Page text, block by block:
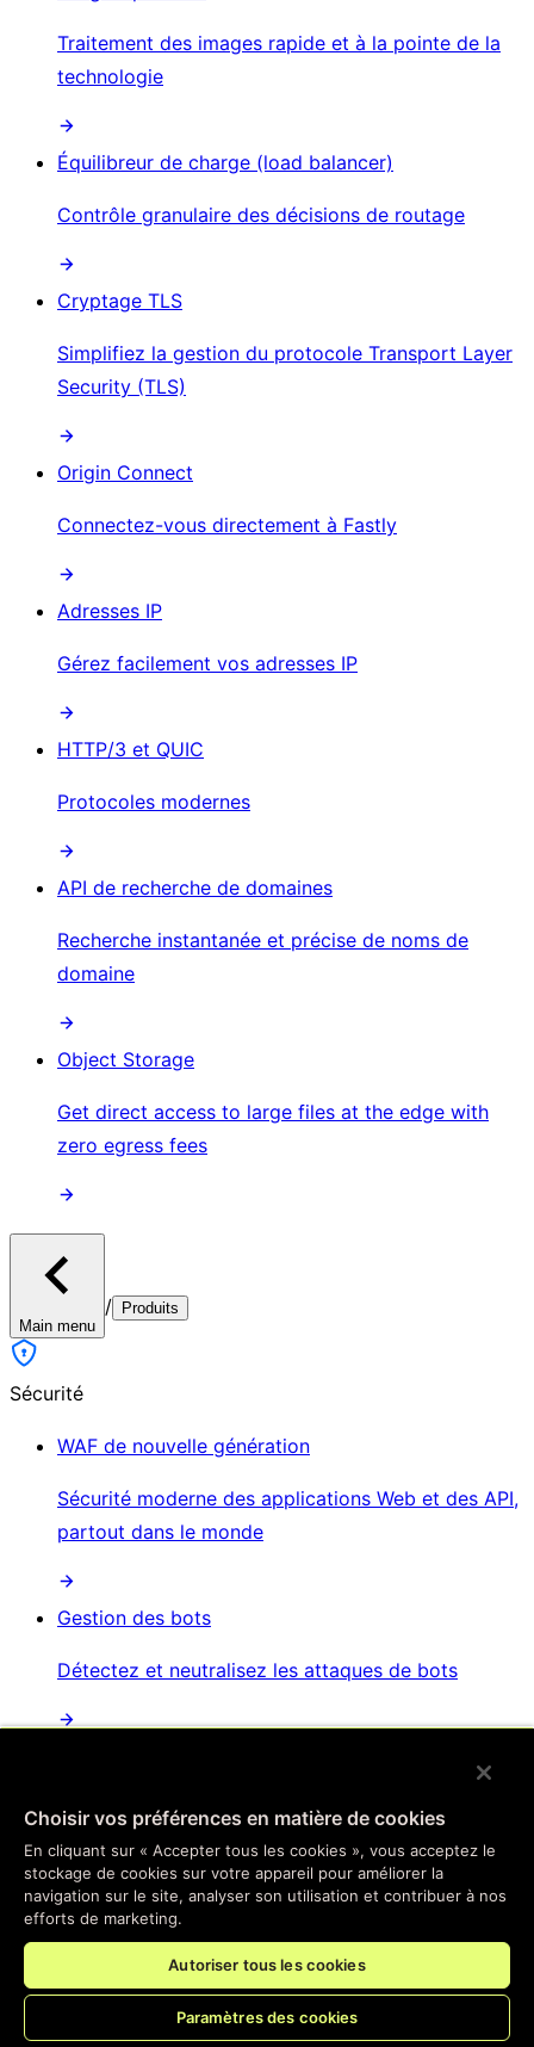
Traitement des images rapide et à la pointe de la
technologie
Équilibreur de charge (load balancer)
Contrôle granulaire des décisions de routage
Cryptage TLS
Simplifiez la gestion du protocole Transport Layer
Security (TLS)
Origin Connect
Connectez-vous directement à Fastly
Adresses IP
Gérez facilement vos adresses IP
HTTP/3 et QUIC
Protocoles modernes
API de recherche de domaines
Recherche instantanée et précise de noms de
domaine
Object Storage
Get direct access to large files at the edge with
zero egress fees
Main menu
/ Produits
Sécurité
WAF de nouvelle génération
Sécurité moderne des applications Web et des API,
partout dans le monde
Gestion des bots
Détectez et neutralisez les attaques de bots
Atténuation automatisée des attaques
perturbatrices et distribuées
Sécurité des API
Sécurisez vos points de terminaison d'API
Choisir vos préférences en matière de cookies
En cliquant sur « Accepter tous les cookies », vous acceptez le
stockage de cookies sur votre appareil pour améliorer la
navigation sur le site, analyser son utilisation et contribuer à nos
efforts de marketing.
Autoriser tous les cookies
Paramètres des cookies